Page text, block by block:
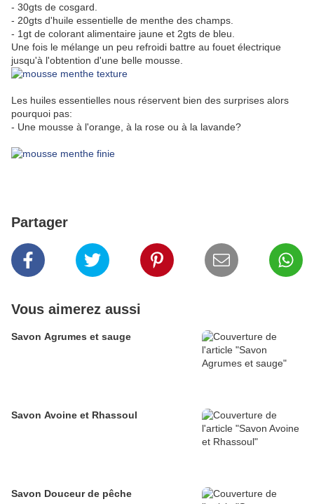
- 30gts de cosgard.
- 20gts d'huile essentielle de menthe des champs.
- 1gt de colorant alimentaire jaune et 2gts de bleu.
Une fois le mélange un peu refroidi battre au fouet électrique
jusqu'à l'obtention d'une belle mousse.
Les huiles essentielles nous réservent bien des surprises alors
pourquoi pas:
- Une mousse à l'orange, à la rose ou à la lavande?
Partager
Vous aimerez aussi
Savon Agrumes et sauge
Savon Avoine et Rhassoul
Savon Douceur de pêche